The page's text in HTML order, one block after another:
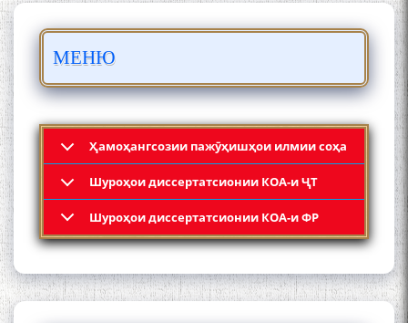
МЕНЮ
Ҳамоҳангсозии пажӯҳишҳои илмии соҳа
Шyроҳои диссертатсионии КОА-и ҶТ
Шyроҳои диссертатсионии КОА-и ФР
Осорхонаи адабии
Қадамҷо: Муҳаммадҷон
Раҳимӣ